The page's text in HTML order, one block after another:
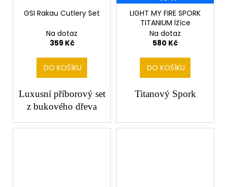
GSI Rakau Cutlery Set
Na dotaz
359 Kč
DO KOŠÍKU
Luxusní příborový set
z bukového dřeva
LIGHT MY FIRE SPORK
TITANIUM lžíce
Na dotaz
580 Kč
DO KOŠÍKU
Titanový Spork